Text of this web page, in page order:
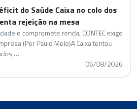
do Saúde Caixa no colo dos
rejeição na mesa
e compromete renda; CONTEC exige
(Por Paulo Melo)A Caixa tentou
06/08/2026